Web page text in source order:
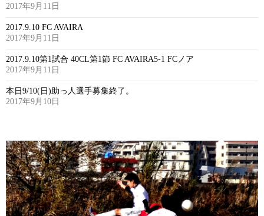
2017年9月11日
2017.9.10 FC AVAIRA
2017年9月11日
2017.9.10第1試合 40CL第1節 FC AVAIRA5-1 FCノア
2017年9月11日
本日9/10(日)助っ人選手募集終了。
2017年9月10日